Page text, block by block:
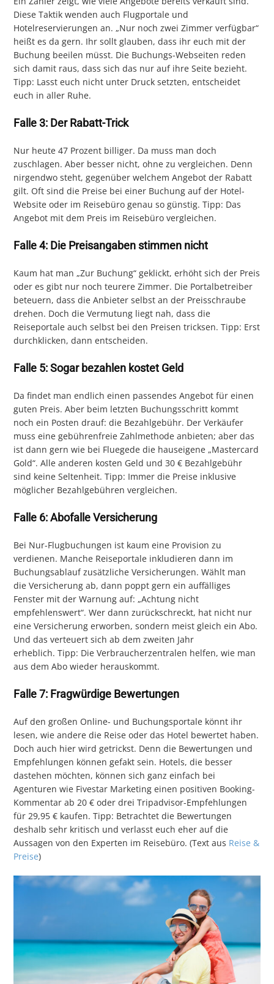
Diese Taktik wenden auch Flugportale und
Hotelreservierungen an. „Nur noch zwei Zimmer verfügbar“
heißt es da gern. Ihr sollt glauben, dass ihr euch mit der
Buchung beeilen müsst. Die Buchungs-Webseiten reden
sich damit raus, dass sich das nur auf ihre Seite bezieht.
Tipp: Lasst euch nicht unter Druck setzten, entscheidet
euch in aller Ruhe.
Falle 3: Der Rabatt-Trick
Nur heute 47 Prozent billiger. Da muss man doch
zuschlagen. Aber besser nicht, ohne zu vergleichen. Denn
nirgendwo steht, gegenüber welchem Angebot der Rabatt
gilt. Oft sind die Preise bei einer Buchung auf der Hotel-
Website oder im Reisebüro genau so günstig. Tipp: Das
Angebot mit dem Preis im Reisebüro vergleichen.
Falle 4: Die Preisangaben stimmen nicht
Kaum hat man „Zur Buchung“ geklickt, erhöht sich der Preis
oder es gibt nur noch teurere Zimmer. Die Portalbetreiber
beteuern, dass die Anbieter selbst an der Preisschraube
drehen. Doch die Vermutung liegt nah, dass die
Reiseportale auch selbst bei den Preisen tricksen. Tipp: Erst
durchklicken, dann entscheiden.
Falle 5: Sogar bezahlen kostet Geld
Da findet man endlich einen passendes Angebot für einen
guten Preis. Aber beim letzten Buchungsschritt kommt
noch ein Posten drauf: die Bezahlgebühr. Der Verkäufer
muss eine gebührenfreie Zahlmethode anbieten; aber das
ist dann gern wie bei Fluegede die hauseigene „Mastercard
Gold“. Alle anderen kosten Geld und 30 € Bezahlgebühr
sind keine Seltenheit. Tipp: Immer die Preise inklusive
möglicher Bezahlgebühren vergleichen.
Falle 6: Abofalle Versicherung
Bei Nur-Flugbuchungen ist kaum eine Provision zu
verdienen. Manche Reiseportale inkludieren dann im
Buchungsablauf zusätzliche Versicherungen. Wählt man
die Versicherung ab, dann poppt gern ein auffälliges
Fenster mit der Warnung auf: „Achtung nicht
empfehlenswert“. Wer dann zurückschreckt, hat nicht nur
eine Versicherung erworben, sondern meist gleich ein Abo.
Und das verteuert sich ab dem zweiten Jahr
erheblich. Tipp: Die Verbraucherzentralen helfen, wie man
aus dem Abo wieder herauskommt.
Falle 7: Fragwürdige Bewertungen
Auf den großen Online- und Buchungsportale könnt ihr
lesen, wie andere die Reise oder das Hotel bewertet haben.
Doch auch hier wird getrickst. Denn die Bewertungen und
Empfehlungen können gefakt sein. Hotels, die besser
dastehen möchten, können sich ganz einfach bei
Agenturen wie Fivestar Marketing einen positiven Booking-
Kommentar ab 20 € oder drei Tripadvisor-Empfehlungen
für 29,95 € kaufen. Tipp: Betrachtet die Bewertungen
deshalb sehr kritisch und verlasst euch eher auf die
Aussagen von den Experten im Reisebüro. (Text aus Reise &
Preise)